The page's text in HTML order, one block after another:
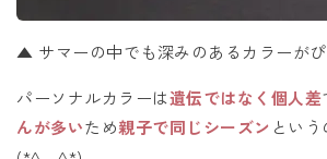
▲ サマーの中でも深みのあるカラーがぴ
パーソナルカラーは遺伝ではなく個人差
んが多いため親子で同じシーズン とい